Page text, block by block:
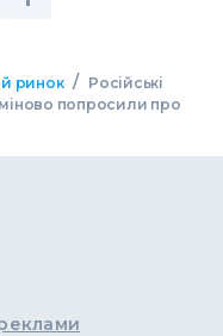
ринок / Російські
попросили про